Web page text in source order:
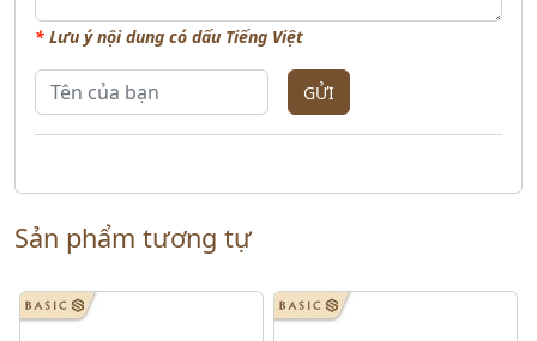
* Lưu ý nội dung có dấu Tiếng Việt
GỬI
Sản phẩm tương tự